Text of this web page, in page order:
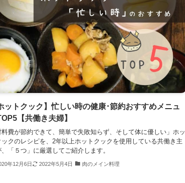
ットクック】忙しい時の健康･節約おすすめメニュ
【共働き夫婦】
料費が節約できて、簡単で失敗知らず、そして体に優しい」ホッ
ックのレシピを、2年以上ホットクックを使用している共働き主
「５つ」に厳選してご紹介します。
年12月6日 2022年5月4日 肉のメイン料理